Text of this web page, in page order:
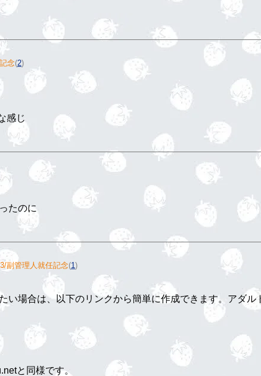
念(2)
感じ
たのに
副管理人就任記念(1)
い場合は、以下のリンクから簡単に作成できます。アダ
と同様です。